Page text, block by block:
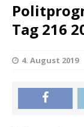
Tag 216
4. August 2019